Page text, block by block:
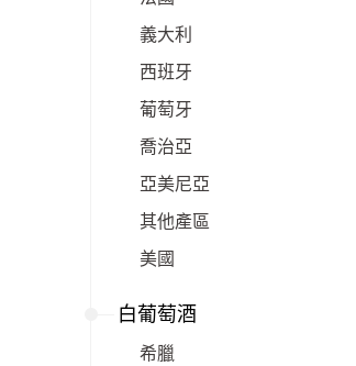
義大利
西班牙
葡萄牙
喬治亞
亞美尼亞
其他產區
美國
白葡萄酒
希臘